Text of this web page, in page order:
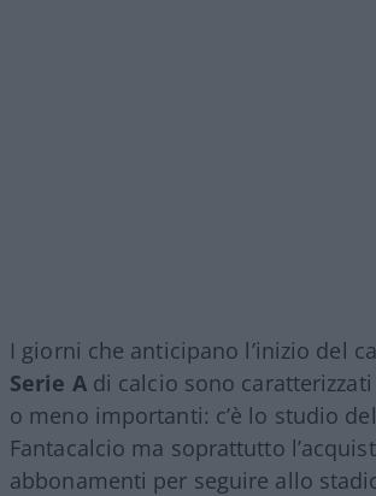
I giorni che anticipano l’inizio del
Serie Adi calcio sono
o meno importanti: c’è lo studio
Fantacalcio ma soprattutto
abbonamenti per seguire allo